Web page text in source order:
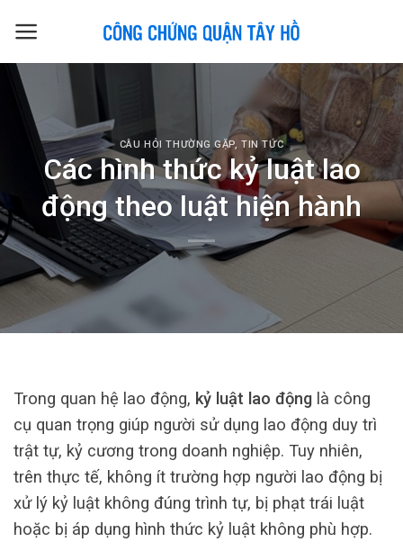
CÂU HỎI THƯỜNG GẶP,TIN TỨC
Các hình thức kỷ luật lao
động theo luật hiện hành
Trong quan hệ lao động, kỷ luật lao động là công
cụ quan trọng giúp người sử dụng lao động duy trì
trật tự, kỷ cương trong doanh nghiệp. Tuy nhiên,
trên thực tế, không ít trường hợp người lao động bị
xử lý kỷ luật không đúng trình tự, bị phạt trái luật
hoặc bị áp dụng hình thức kỷ luật không phù hợp.